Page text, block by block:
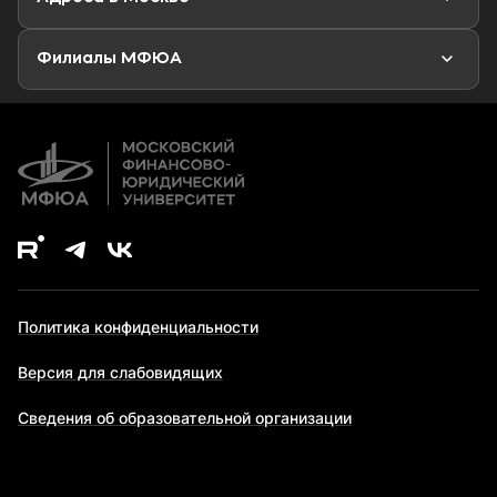
Дополнительное образование
Филиалы МФЮА
Политика конфиденциальности
Версия для слабовидящих
Сведения об образовательной организации